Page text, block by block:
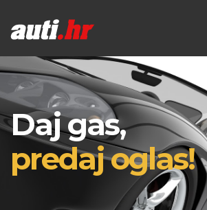
Daj gas,
predaj oglas!